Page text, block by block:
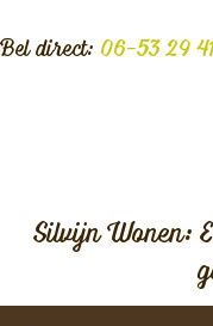
Bel direct: 06-53 29
Silvijn Wonen: